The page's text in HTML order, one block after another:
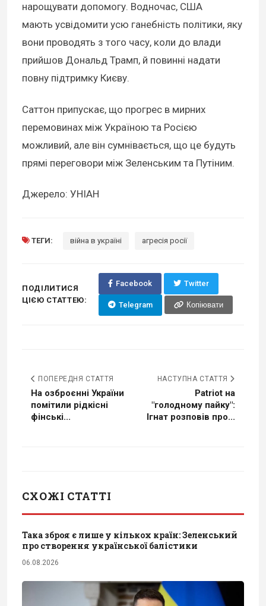
нарощувати допомогу. Водночас, США
мають усвідомити усю ганебність політики, яку
вони проводять з того часу, коли до влади
прийшов Дональд Трамп, й повинні надати
повну підтримку Києву.
Саттон припускає, що прогрес в мирних
перемовинах між Україною та Росією
можливий, але він сумнівається, що це будуть
прямі переговори між Зеленським та Путіним.
Джерело: УНІАН
ТЕГИ: війна в україні агресія росії
ПОДІЛИТИСЯ
ЦІЄЮ СТАТТЕЮ:
Facebook Twitter
Telegram Копіювати
ПОПЕРЕДНЯ СТАТТЯ
На озброєнні України
помітили рідкісні
фінські...
НАСТУПНА СТАТТЯ
Patriot на
"голодному пайку":
Ігнат розповів про...
СХОЖІ СТАТТІ
Така зброя є лише у кількох країн: Зеленський
про створення української балістики
06.08.2026